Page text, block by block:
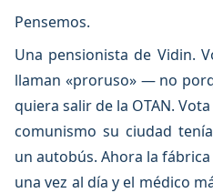
Pensemos.
Una pensionista de Vidin.
llaman «proruso» — no
quiera salir de la OTAN.
comunismo su ciudad
un autobús. Ahora la
una vez al día y el médico